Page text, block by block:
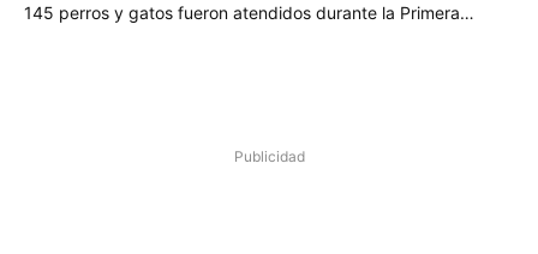
145 perros y gatos fueron atendidos durante la Primera…
Publicidad